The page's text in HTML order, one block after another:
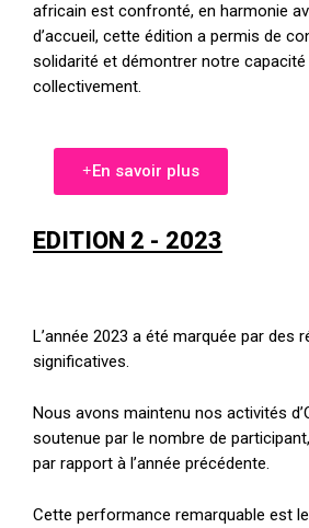
africain est confronté, en harmonie
d’accueil, cette édition a permis de
solidarité et démontrer notre capacité
collectivement.
En savoir plus
EDITION 2 - 2023
L’année 2023 a été marquée par des
significatives.
Nous avons maintenu nos activités
soutenue par le nombre de
par rapport à l’année précédente.
Cette performance remarquable est